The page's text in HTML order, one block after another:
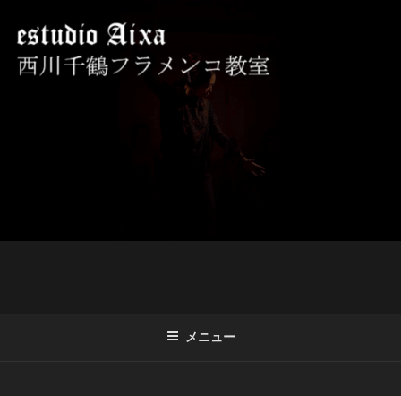
西川千鶴フラメンコ教室 ESTUDIO
初心者からプロを目指す貴女をお待ちしております。
メニュー